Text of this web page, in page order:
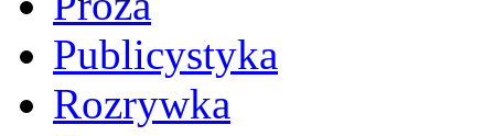
Publicystyka
Rozrywka